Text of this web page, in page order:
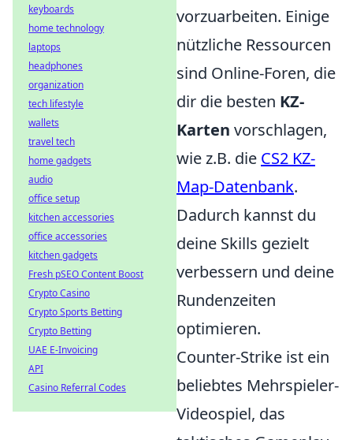
vorzuarbeiten. Einige
nützliche Ressourcen
sind Online-Foren, die
dir die besten KZ-
Karten vorschlagen,
wie z.B. die CS2 KZ-
Map-Datenbank.
Dadurch kannst du
deine Skills gezielt
verbessern und deine
Rundenzeiten
optimieren.
Counter-Strike ist ein
beliebtes Mehrspieler-
Videospiel, das
keyboards
home technology
laptops
headphones
organization
tech lifestyle
wallets
travel tech
home gadgets
audio
office setup
kitchen accessories
office accessories
kitchen gadgets
Fresh pSEO Content Boost
Crypto Casino
Crypto Sports Betting
Crypto Betting
UAE E-Invoicing
API
Casino Referral Codes